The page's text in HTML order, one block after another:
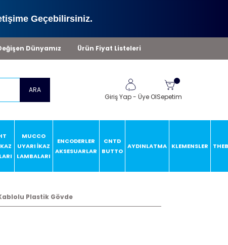
Geçebilirsiniz.
Dünyamız Ürün Fiyat Listeleri
ARA
Giriş Yap- Üye OlSepetim
MUCCO
UYARI İKAZ
LAMBALARI
ENCODERLER
AKSESUARLAR
CNTD
BUTTO
AYDINLATMA KLEMENSLER
Plastik Gövde